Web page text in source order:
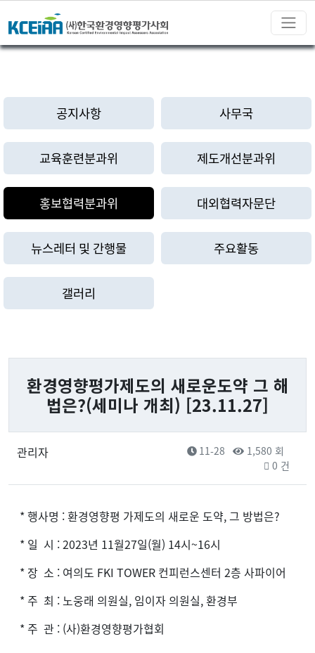
공지사항 사무국
교육훈련분과위 제도개선분과위
홍보협력분과위 대외협력자문단
뉴스레터 및 간행물 주요활동
갤러리
환경영향평가제도의 새로운도약 그 해
법은?(세미나 개최) [23.11.27]
관리자 11-28
1,580 회
0 건
* 행사명 : 환경영향평 가제도의 새로운 도약, 그 방법은?
* 일 시 : 2023년 11월27일(월) 14시~16시
* 장 소 : 여의도 FKI TOWER 컨피런스센터 2층 사파이어
* 주 최 : 노웅래 의원실, 임이자 의원실, 환경부
* 주 관 : (사)환경영향평가협회